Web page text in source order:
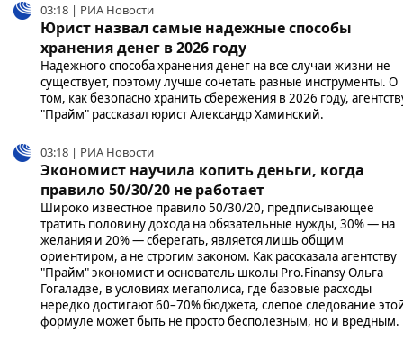
03:18 | РИА Новости
Юрист назвал самые надежные способы
хранения денег в 2026 году
Надежного способа хранения денег на все случаи жизни не
существует, поэтому лучше сочетать разные инструменты. О
том, как безопасно хранить сбережения в 2026 году,
"Прайм" рассказал юрист Александр Хаминский.
03:18 | РИА Новости
Экономист научила копить деньги, когда
правило 50/30/20 не работает
Широко известное правило 50/30/20, предписывающее
тратить половину дохода на обязательные нужды, 30% — на
желания и 20% — сберегать, является лишь общим
ориентиром, а не строгим законом. Как рассказала агентству
"Прайм" экономист и основатель школы Pro.Finansy Ольга
Гогаладзе, в условиях мегаполиса, где базовые расходы
нередко достигают 60–70% бюджета, слепое следование
формуле может быть не просто бесполезным, но и вредным.